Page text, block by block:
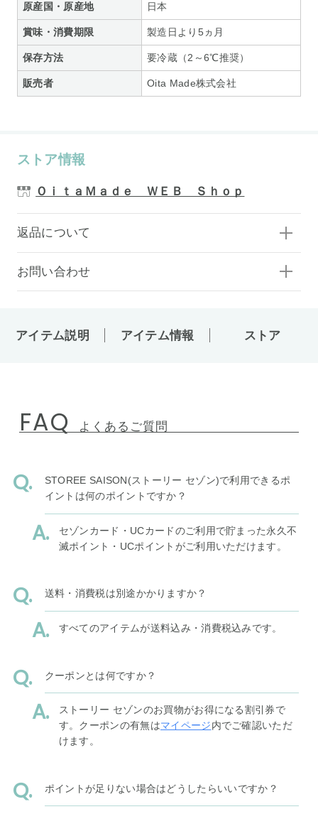
原産国・原産地 日本
賞味・消費期限 製造日より5ヵ月
保存方法 要冷蔵（2～6℃推奨）
販売者 Oita Made株式会社
ストア情報
ＯｉｔａＭａｄｅ ＷＥＢ Ｓｈｏｐ
返品について
お問い合わせ
アイテム説明 アイテム情報 ストア
FAQ よくあるご質問
STOREE SAISON(ストーリー セゾン)で利用できるポ
イントは何のポイントですか？
セゾンカード・UCカードのご利用で貯まった永久不
滅ポイント・UCポイントがご利用いただけます。
送料・消費税は別途かかりますか？
すべてのアイテムが送料込み・消費税込みです。
クーポンとは何ですか？
ストーリー セゾンのお買物がお得になる割引券で
す。クーポンの有無はマイページ内でご確認いただ
けます。
ポイントが足りない場合はどうしたらいいですか？